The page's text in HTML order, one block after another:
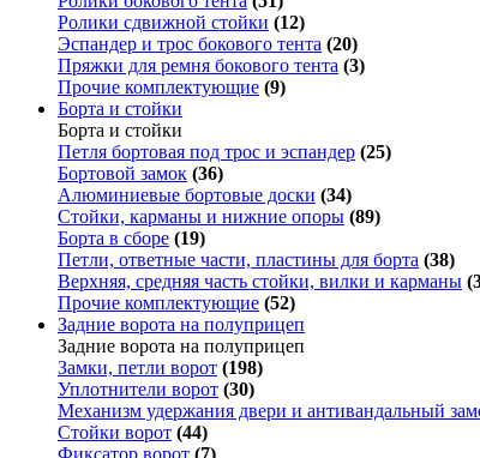
Ролики сдвижной стойки (12)
Эспандер и трос бокового тента (20)
Пряжки для ремня бокового тента (3)
Прочие комплектующие (9)
Борта и стойки
Борта и стойки
Петля бортовая под трос и эспандер (25)
Бортовой замок (36)
Алюминиевые бортовые доски (34)
Стойки, карманы и нижние опоры (89)
Борта в сборе (19)
Петли, ответные части, пластины для борта (38)
Верхняя, средняя часть стойки, вилки и карманы
Прочие комплектующие (52)
Задние ворота на полуприцеп
Задние ворота на полуприцеп
Замки, петли ворот (198)
Уплотнители ворот (30)
Механизм удержания двери и антивандальный
Стойки ворот (44)
Фиксатор ворот (7)